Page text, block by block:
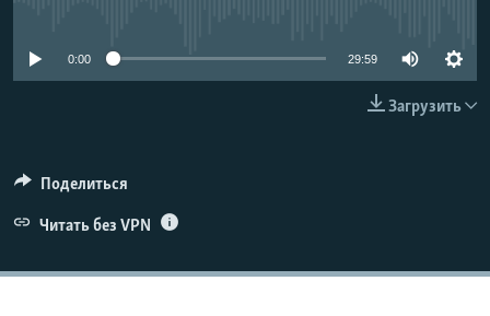
КРЫМ.НЕПОКОРЕННЫЙ
0:00 29:59
Загрузить
Поделиться
Читать без VPN